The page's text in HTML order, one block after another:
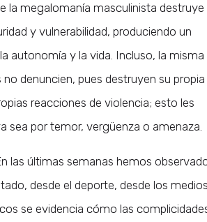
la megalomanía masculinista destruye
y vulnerabilidad, produciendo un
autonomía y la vida. Incluso, la misma
denuncien, pues destruyen su propia
reacciones de violencia; esto les
sea por temor, vergüenza o amenaza.
las últimas semanas hemos
desde el deporte, desde los medios
se evidencia cómo las